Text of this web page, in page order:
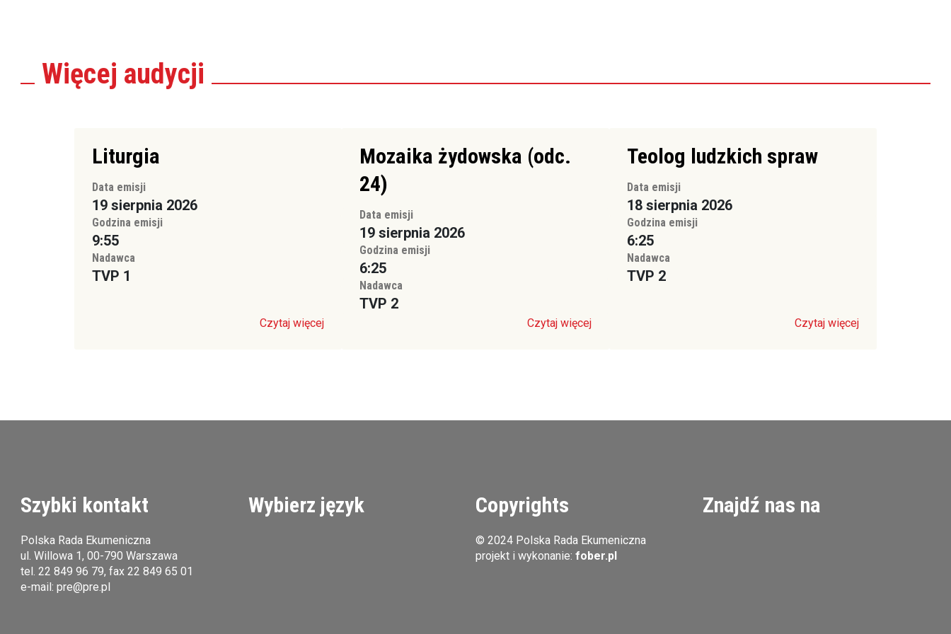
Więcej audycji
Liturgia
Data emisji
19 sierpnia 2026
Godzina emisji
9:55
Nadawca
TVP 1
Czytaj więcej
Mozaika żydowska (odc.
24)
Data emisji
19 sierpnia 2026
Godzina emisji
6:25
Nadawca
TVP 2
Czytaj więcej
Teolog ludzkich spraw
Data emisji
18 sierpnia 2026
Godzina emisji
6:25
Nadawca
TVP 2
Czytaj więcej
Szybki kontakt
Polska Rada Ekumeniczna
ul. Willowa 1, 00-790 Warszawa
tel.22 849 96 79, fax 22 849 65 01
e-mail:pre@pre.pl
Wybierz język Copyrights
© 2024 Polska Rada Ekumeniczna
projekt i wykonanie: fober.pl
Znajdź nas na